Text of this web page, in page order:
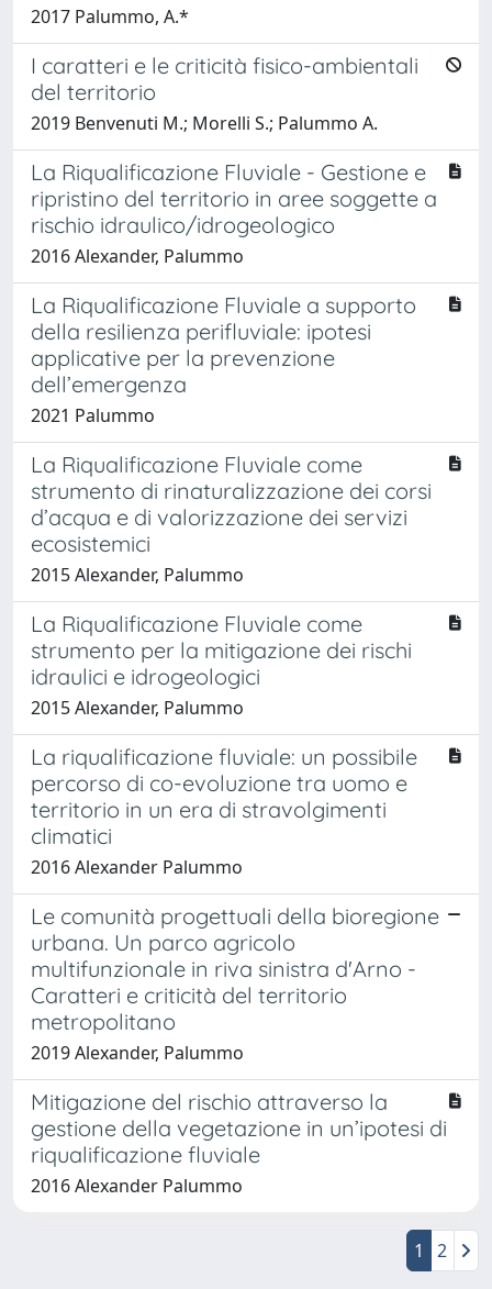
2017 Palummo, A.*
I caratteri e le criticità fisico-ambientali
del territorio
2019 Benvenuti M.; Morelli S.; Palummo A.
La Riqualificazione Fluviale - Gestione e
ripristino del territorio in aree soggette a
rischio idraulico/idrogeologico
2016 Alexander, Palummo
La Riqualificazione Fluviale a supporto
della resilienza perifluviale: ipotesi
applicative per la prevenzione
dell’emergenza
2021 Palummo
La Riqualificazione Fluviale come
strumento di rinaturalizzazione dei corsi
d’acqua e di valorizzazione dei servizi
ecosistemici
2015 Alexander, Palummo
La Riqualificazione Fluviale come
strumento per la mitigazione dei rischi
idraulici e idrogeologici
2015 Alexander, Palummo
La riqualificazione fluviale: un possibile
percorso di co-evoluzione tra uomo e
territorio in un era di stravolgimenti
climatici
2016 Alexander Palummo
Le comunità progettuali della bioregione
urbana. Un parco agricolo
multifunzionale in riva sinistra d'Arno -
Caratteri e criticità del territorio
metropolitano
2019 Alexander, Palummo
Mitigazione del rischio attraverso la
gestione della vegetazione in un’ipotesi di
riqualificazione fluviale
2016 Alexander Palummo
1 2